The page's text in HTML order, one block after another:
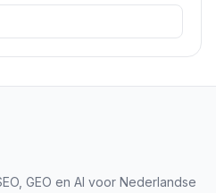
GEO en AI voor Nederlandse